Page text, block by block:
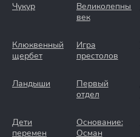
Чукур
Великолепный
век
Клюквенный
щербет
Игра
престолов
Ландыши
Первый
отдел
Дети
перемен
Основание:
Осман